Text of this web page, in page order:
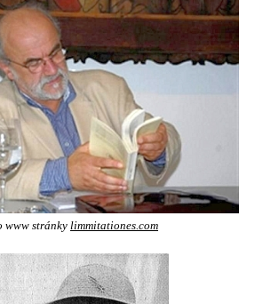
www stránky limmitationes.com